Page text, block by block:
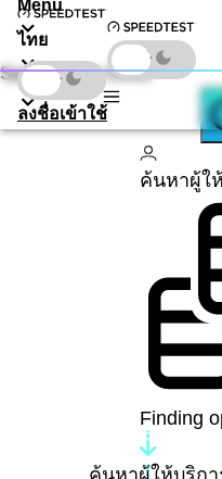
Menu
ไทย
ดาวน์โหลด
ลงชื่อเข้าใช้
Speedtest by Ookla
ค้นหาผู้ใ
Finding
ค้นหาผู้ให้บริกา